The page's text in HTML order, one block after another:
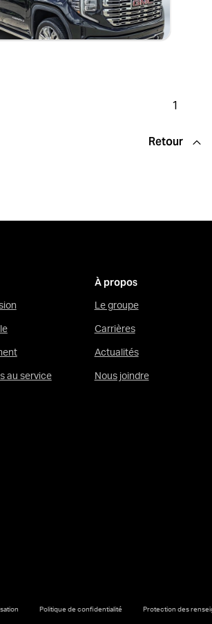
/ NIV 233756
1
Retour
au service
À propos
Le groupe
Carrières
Actualités
Nous joindre
Politique de confidentialité Protection des